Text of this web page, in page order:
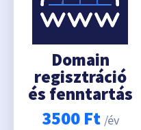
Domain
regisztráció
és fenntartás
3500 Ft /év